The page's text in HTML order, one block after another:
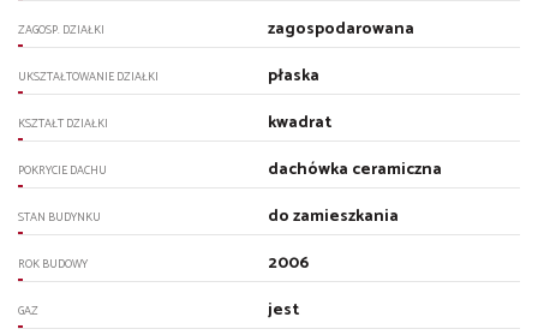
ZAGOSP. DZIAŁKI zagospodarowana
UKSZTAŁTOWANIE DZIAŁKI płaska
KSZTAŁT DZIAŁKI kwadrat
POKRYCIE DACHU dachówka ceramiczna
STAN BUDYNKU do zamieszkania
ROK BUDOWY 2006
GAZ jest